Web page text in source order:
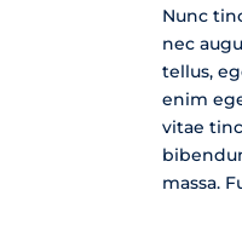
Nunc
nec
tellus,
enim
vitae
massa.